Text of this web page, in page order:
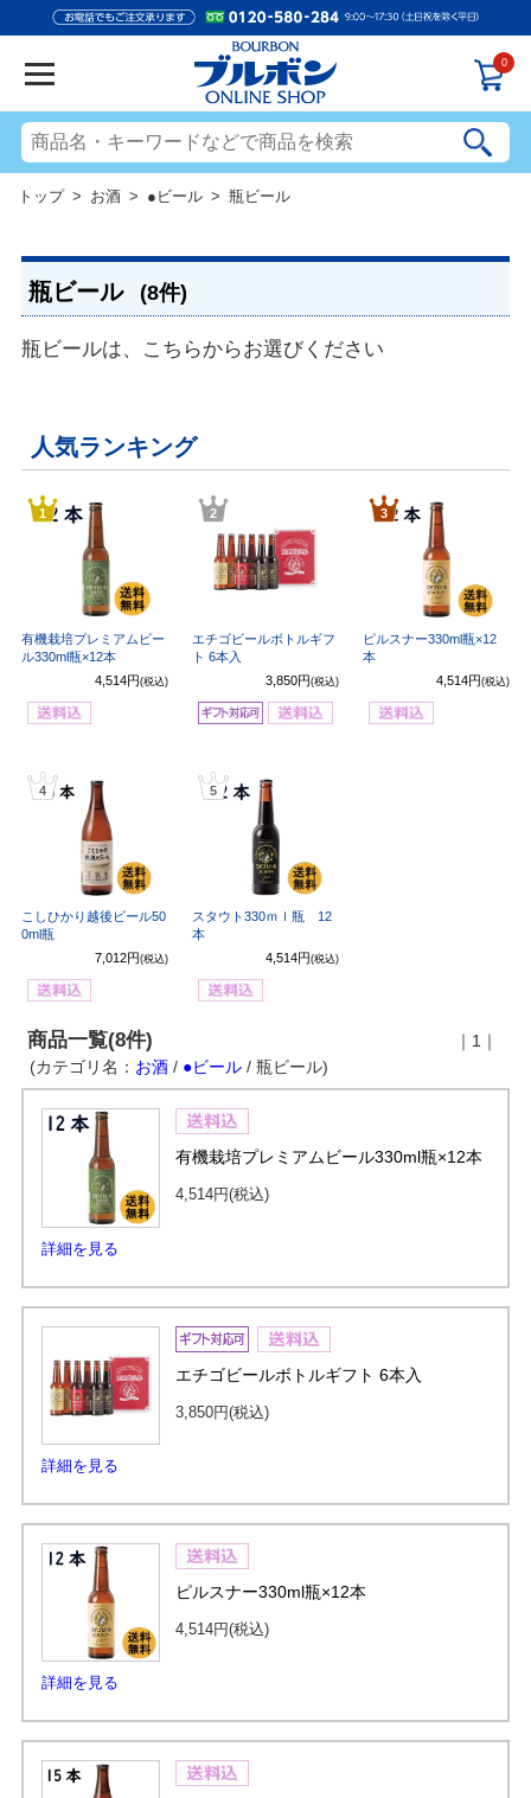
0
トップ> お酒 > ●ビール > 瓶ビール
瓶ビール (8件)
瓶ビールは、こちらからお選びください
人気ランキング
1
有機栽培プレミアムビー
ル330ml瓶×12本
4,514円 (税込)
2
エチゴビールボトルギフ
ト 6本入
3,850円 (税込)
3
ピルスナー330ml瓶×12
本
4,514円(税込)
4
こしひかり越後ビール50
0ml瓶
7,012円 (税込)
5
スタウト330ｍｌ瓶 12
本
4,514円 (税込)
商品一覧(8件)
｜1｜
(カテゴリ名： お酒/ ●ビール/ 瓶ビール)
詳細を見る
有機栽培プレミアムビール330ml瓶×12本
4,514円(税込)
詳細を見る
エチゴビールボトルギフト 6本入
3,850円(税込)
詳細を見る
ピルスナー330ml瓶×12本
4,514円(税込)